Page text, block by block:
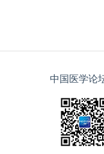
中国医学论